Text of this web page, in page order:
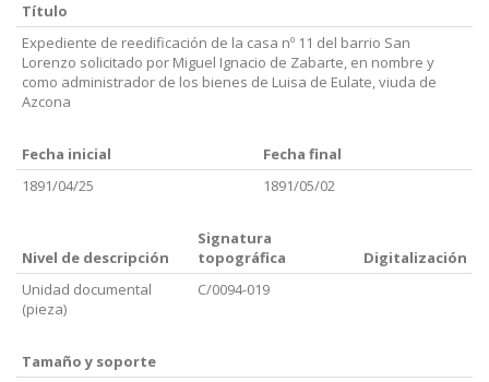
Título
Expediente de reedificación de la casa nº 11 del barrio San
Lorenzo solicitado por Miguel Ignacio de Zabarte, en nombre y
como administrador de los bienes de Luisa de Eulate, viuda de
Azcona
Fecha inicial
Fecha final
1891/04/25
1891/05/02
Nivel de descripción
Signatura
topográfica
Digitalización
Unidad documental
(pieza)
C/0094-019
Tamaño y soporte